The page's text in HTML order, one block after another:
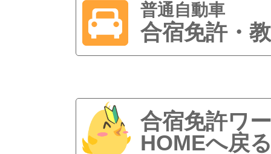
普通自動車
合宿免許・
合宿免許ワ
HOMEへ戻